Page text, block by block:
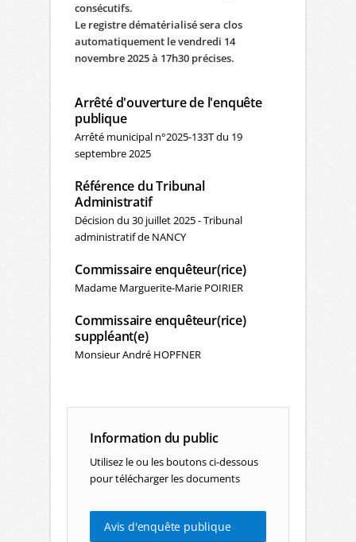
consécutifs.
Le registre dématérialisé sera clos
automatiquement le vendredi 14
novembre 2025 à 17h30 précises.
Arrêté d'ouverture de l'enquête
publique
Arrêté municipal n°2025-133T du 19
septembre 2025
Référence du Tribunal
Administratif
Décision du 30 juillet 2025 - Tribunal
administratif de NANCY
Commissaire enquêteur(rice)
Madame Marguerite-Marie POIRIER
Commissaire enquêteur(rice)
suppléant(e)
Monsieur André HOPFNER
Information du public
Utilisez le ou les boutons ci-dessous
pour télécharger les documents
Avis d'enquête publique